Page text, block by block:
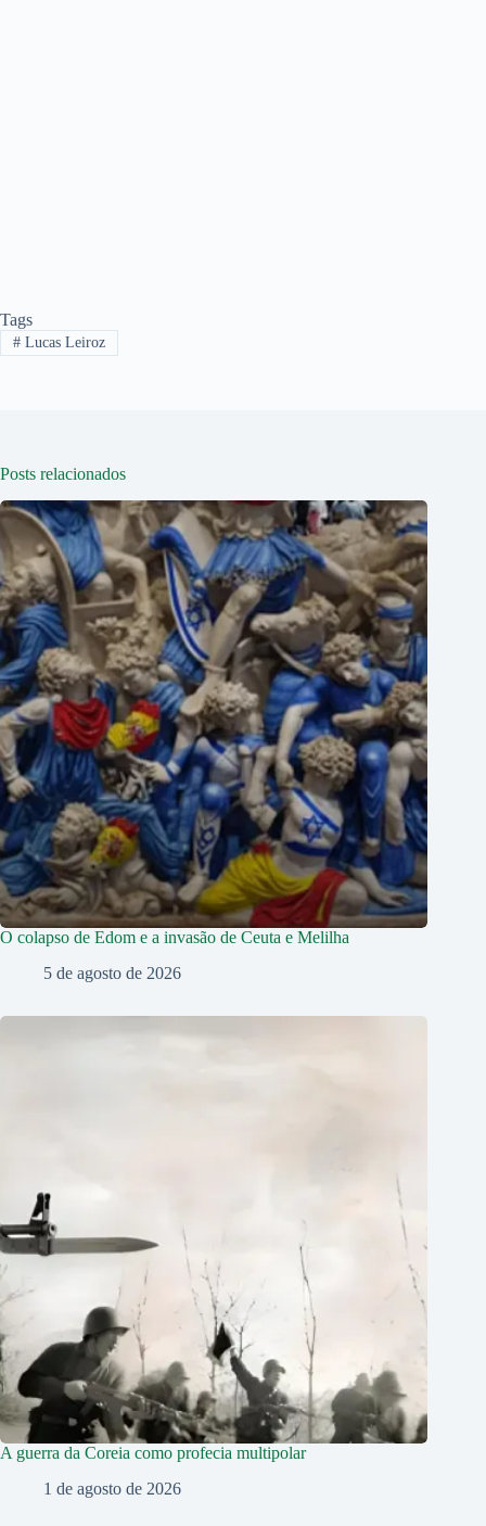
Tags
#Lucas Leiroz
Posts relacionados
O colapso de Edom e a invasão de Ceuta e Melilha
5 de agosto de 2026
A guerra da Coreia como profecia multipolar
1 de agosto de 2026